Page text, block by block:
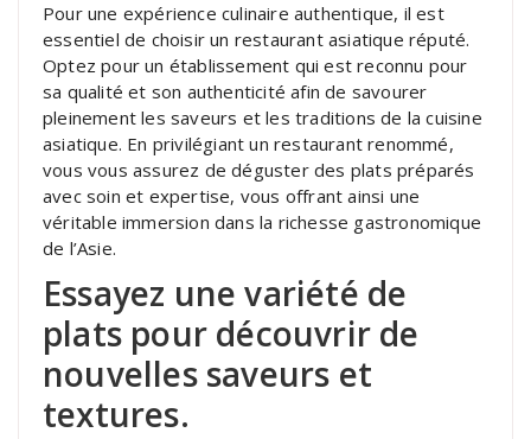
Pour une expérience culinaire authentique, il est
essentiel de choisir un restaurant asiatique réputé.
Optez pour un établissement qui est reconnu pour
sa qualité et son authenticité afin de savourer
pleinement les saveurs et les traditions de la cuisine
asiatique. En privilégiant un restaurant renommé,
vous vous assurez de déguster des plats préparés
avec soin et expertise, vous offrant ainsi une
véritable immersion dans la richesse gastronomique
de l’Asie.
Essayez une variété de
plats pour découvrir de
nouvelles saveurs et
textures.